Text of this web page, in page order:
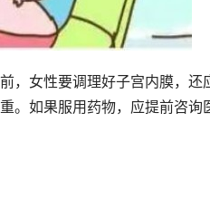
，女性要调理好子宫内膜，
。如果服用药物，应提前咨